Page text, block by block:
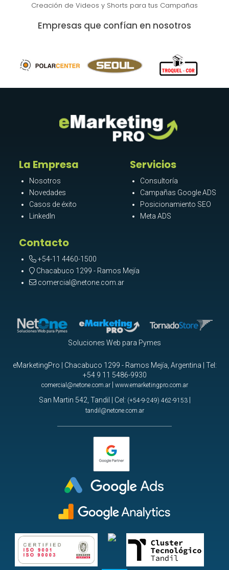
Creación de Videos y Shorts para tus Campañas
Empresas que confían en nosotros
La Empresa
Nosotros
Novedades
Casos de éxito
LinkedIn
Servicios
Consultoría
Campañas Google ADS
Posicionamiento SEO
Meta ADS
Contacto
+54-11 4460-1500
Chacabuco 1299 - Ramos Mejía
comercial@netone.com.ar
Soluciones Web para Pymes
eMarketingPro | Chacabuco 1299 - Ramos Mejía, Argentina | Tel:
+54 9 11 5486-9930
comercial@netone.com.ar| www.emarketingpro.com.ar
San Martin 542, Tandil | Cel: (+54-9-249) 462-9153|
tandil@netone.com.ar